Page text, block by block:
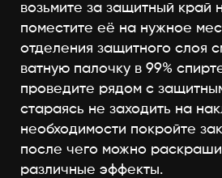
возьмите за защитный край
поместите её на нужное
отделения защитного слоя
ватную палочку в 99%
проведите рядом с
стараясь не заходить на
необходимости покройте
после чего можно
различные эффекты.